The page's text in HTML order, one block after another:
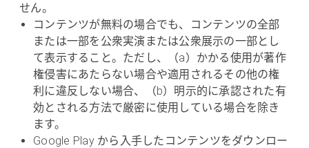
せん。
コンテンツが無料の場合でも、コンテンツの全部
または一部を公衆実演または公衆展示の一部とし
て表示すること。ただし、（a）かかる使用が著作
権侵害にあたらない場合や適用されるその他の権
利に違反しない場合、（b）明示的に承認された有
効とされる方法で厳密に使用している場合を除き
ます。
Google Play から入手したコンテンツをダウンロー